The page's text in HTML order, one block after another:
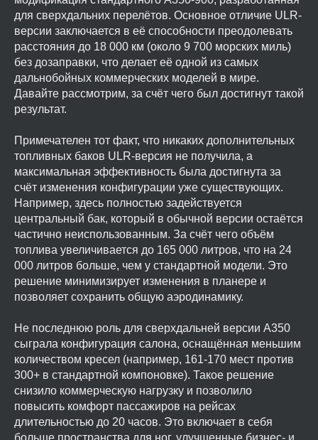
для сверхдальних перелётов. Основное отличие ULR-
версии заключается в её способности преодолевать
расстояния до 18 000 км (около 9 700 морских миль)
без дозаправки, что делает её одной из самых
дальнобойных коммерческих моделей в мире.
Давайте рассмотрим, за счёт чего был достигнут такой
результат.
Примечателен тот факт, что никаких дополнительных
топливных баков ULR-версия не получила, а
максимальная эффективность была достигнута за
счёт изменения конфигурации уже существующих.
Например, здесь полностью задействуется
центральный бак, который в обычной версии остаётся
частично неиспользованным. За счёт чего объём
топлива увеличивается до 165 000 литров, что на 24
000 литров больше, чем у стандартной модели. Это
решение минимизирует изменения в планере и
позволяет сохранить общую аэродинамику.
Не последнюю роль для сверхдальней версии A350
сыграла конфигурация салона, оснащённая меньшим
количеством кресел (например, 161-170 мест против
300+ в стандартной компоновке). Такое решение
снизило коммерческую нагрузку и позволило
повысить комфорт пассажиров на рейсах
длительностью до 20 часов. Это включает в себя